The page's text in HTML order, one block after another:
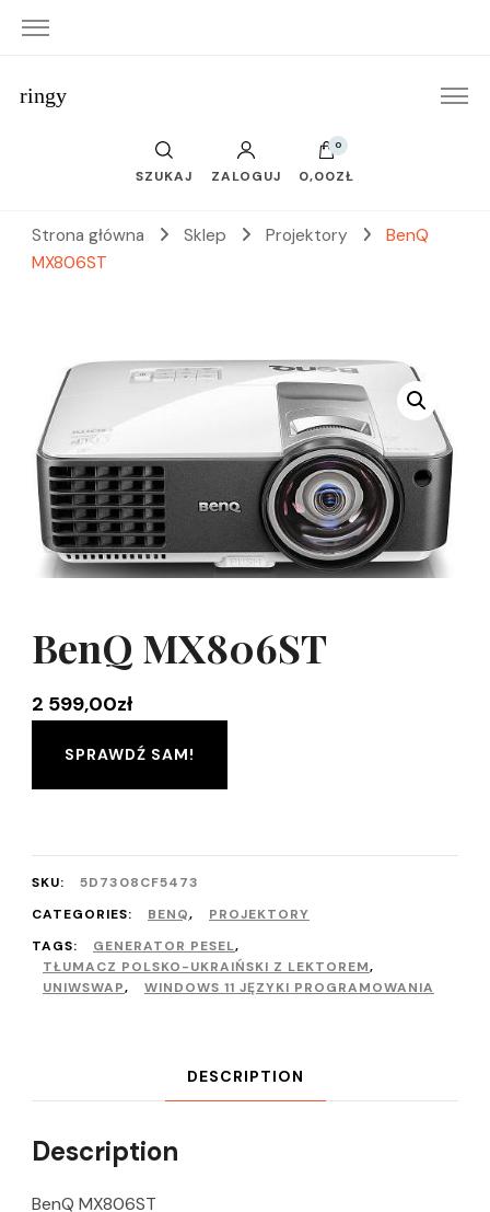
ringy
SZUKAJ ZALOGUJ
0
0,00ZŁ
Strona główna Sklep Projektory
BenQ
MX806ST
BenQ MX806ST
2 599,00zł
SPRAWDŹ SAM!
SKU:
5D7308CF5473
CATEGORIES:
BENQ,
PROJEKTORY
TAGS:
GENERATOR PESEL,
TŁUMACZ POLSKO-UKRAIŃSKI Z LEKTOREM,
UNIWSWAP, WINDOWS 11 JĘZYKI PROGRAMOWANIA
DESCRIPTION
Description
BenQ MX806ST